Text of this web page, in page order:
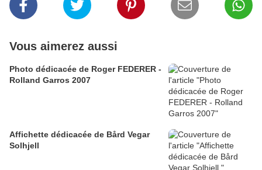
Vous aimerez aussi
Photo dédicacée de Roger FEDERER -
Rolland Garros 2007
Affichette dédicacée de Bård Vegar
Solhjell